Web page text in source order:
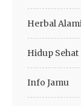
Herbal
Hidup Sehat
Info Jamu